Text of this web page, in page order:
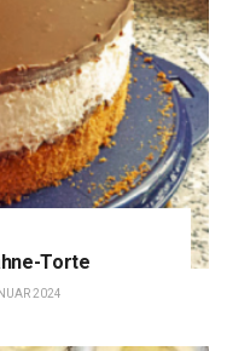
Torte
2024